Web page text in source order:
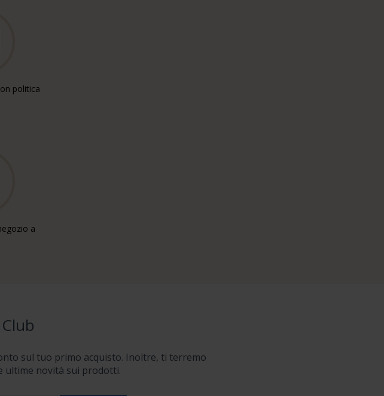
politica
a
sul tuo primo acquisto. Inoltre, ti terremo
ultime novità sui prodotti.